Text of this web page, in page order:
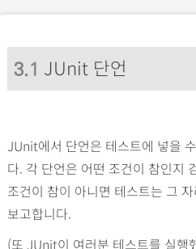
o
u
s
3.1 JUnit 단언
JUnit에서 단언은 테스트에 넣을
다. 각 단언은 어떤 조건이 참인지
조건이 참이 아니면 테스트는 그
보고합니다.
(또 JUnit이 여러분 테스트를 실행